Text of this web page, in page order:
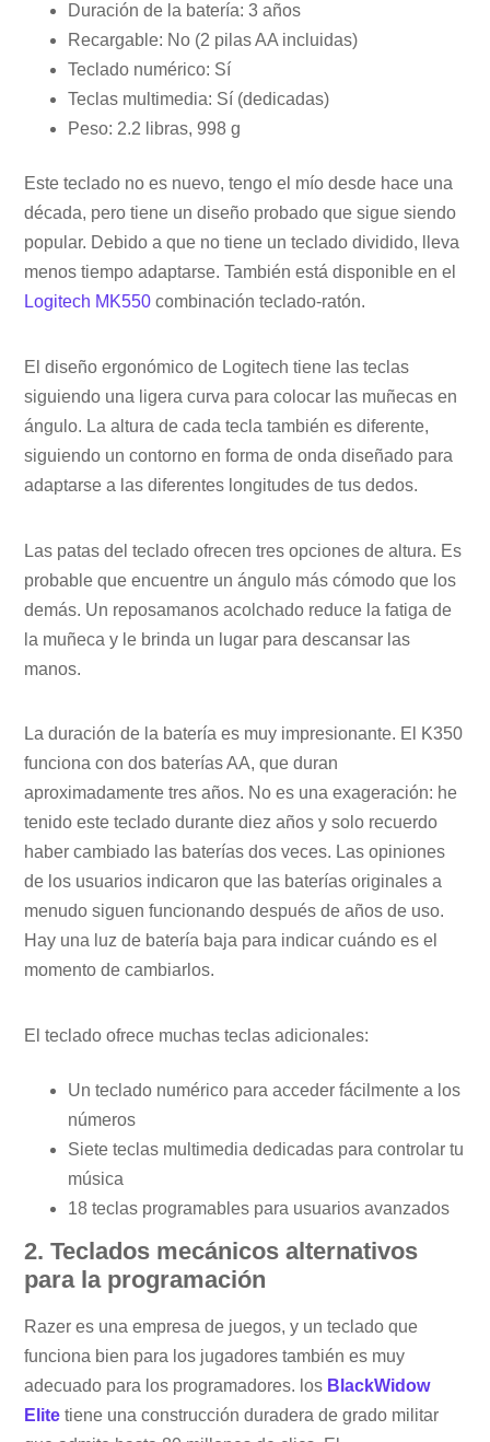
Duración de la batería: 3 años
Recargable: No (2 pilas AA incluidas)
Teclado numérico: Sí
Teclas multimedia: Sí (dedicadas)
Peso: 2.2 libras, 998 g
Este teclado no es nuevo, tengo el mío desde hace una
década, pero tiene un diseño probado que sigue siendo
popular. Debido a que no tiene un teclado dividido, lleva
menos tiempo adaptarse. También está disponible en el
Logitech MK550 combinación teclado-ratón.
El diseño ergonómico de Logitech tiene las teclas
siguiendo una ligera curva para colocar las muñecas en
ángulo. La altura de cada tecla también es diferente,
siguiendo un contorno en forma de onda diseñado para
adaptarse a las diferentes longitudes de tus dedos.
Las patas del teclado ofrecen tres opciones de altura. Es
probable que encuentre un ángulo más cómodo que los
demás. Un reposamanos acolchado reduce la fatiga de
la muñeca y le brinda un lugar para descansar las
manos.
La duración de la batería es muy impresionante. El K350
funciona con dos baterías AA, que duran
aproximadamente tres años. No es una exageración: he
tenido este teclado durante diez años y solo recuerdo
haber cambiado las baterías dos veces. Las opiniones
de los usuarios indicaron que las baterías originales a
menudo siguen funcionando después de años de uso.
Hay una luz de batería baja para indicar cuándo es el
momento de cambiarlos.
El teclado ofrece muchas teclas adicionales:
Un teclado numérico para acceder fácilmente a los
números
Siete teclas multimedia dedicadas para controlar tu
música
18 teclas programables para usuarios avanzados
2. Teclados mecánicos alternativos
para la programación
Razer es una empresa de juegos, y un teclado que
funciona bien para los jugadores también es muy
adecuado para los programadores. los BlackWidow
Elite tiene una construcción duradera de grado militar